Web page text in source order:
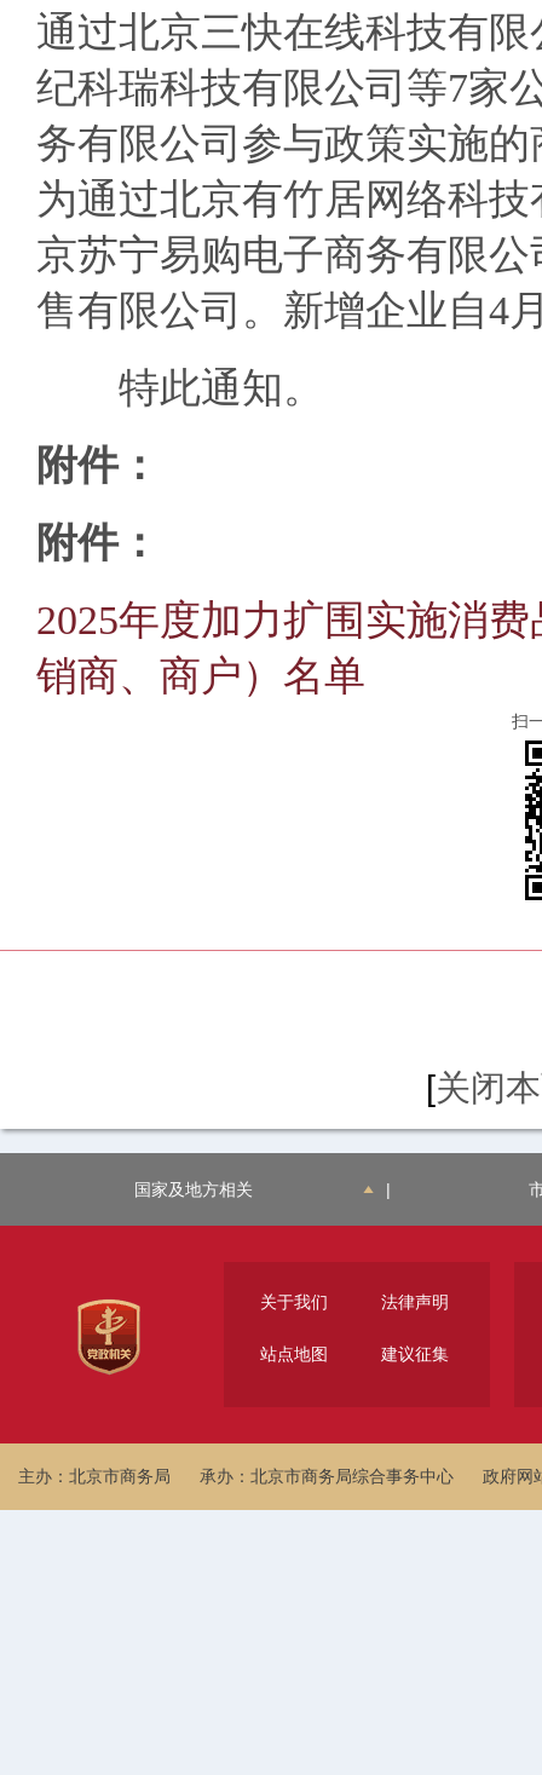
通过北京三快在线科技有
纪科瑞科技有限公司等7家
务有限公司参与政策实施
为通过北京有竹居网络科
京苏宁易购电子商务有限
售有限公司。新增企业自4
特此通知。
附件：
附件：
2025年度加力扩围实施消
销商、商户）名单
扫
[关闭
国家及地方相关 |
关于我们 法律声明
站点地图 建议征集
主办：北京市商务局 承办：北京市商务局综合事务中心 政府网